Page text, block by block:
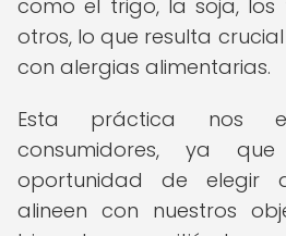
como el trigo, la soja, los
otros, lo que resulta
con alergias alimentarias.
Esta práctica nos
consumidores, ya
oportunidad de elegir
alineen con nuestros